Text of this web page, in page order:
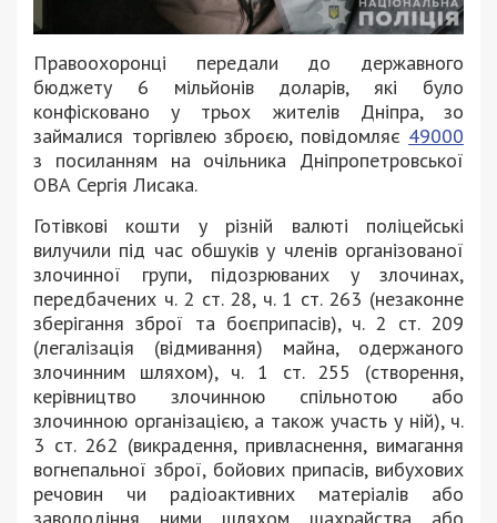
Правоохоронці передали до державного
бюджету 6 мільйонів доларів, які було
конфісковано у трьох жителів Дніпра, зо
займалися торгівлею зброєю, повідомляє 49000
з посиланням на очільника Дніпропетровської
ОВА Сергія Лисака.
Готівкові кошти у різній валюті поліцейські
вилучили під час обшуків у членів організованої
злочинної групи, підозрюваних у злочинах,
передбачених ч. 2 ст. 28, ч. 1 ст. 263 (незаконне
зберігання зброї та боєприпасів), ч. 2 ст. 209
(легалізація (відмивання) майна, одержаного
злочинним шляхом), ч. 1 ст. 255 (створення,
керівництво злочинною спільнотою або
злочинною організацією, а також участь у ній), ч.
3 ст. 262 (викрадення, привласнення, вимагання
вогнепальної зброї, бойових припасів, вибухових
речовин чи радіоактивних матеріалів або